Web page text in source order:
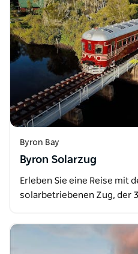
Byron Bay
Byron Solarzug
Erleben Sie eine Reise mit
solarbetriebenen Zug, der